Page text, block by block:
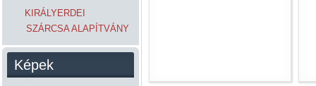
KIRÁLYERDEI
SZÁRCSA ALAPÍTVÁNY
Képek